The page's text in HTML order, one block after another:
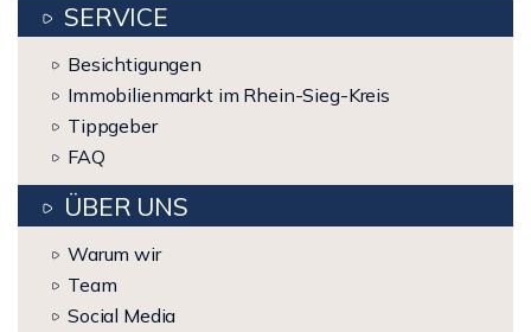
SERVICE
Besichtigungen
Immobilienmarkt im Rhein-Sieg-Kreis
Tippgeber
FAQ
ÜBER UNS
Warum wir
Team
Social Media